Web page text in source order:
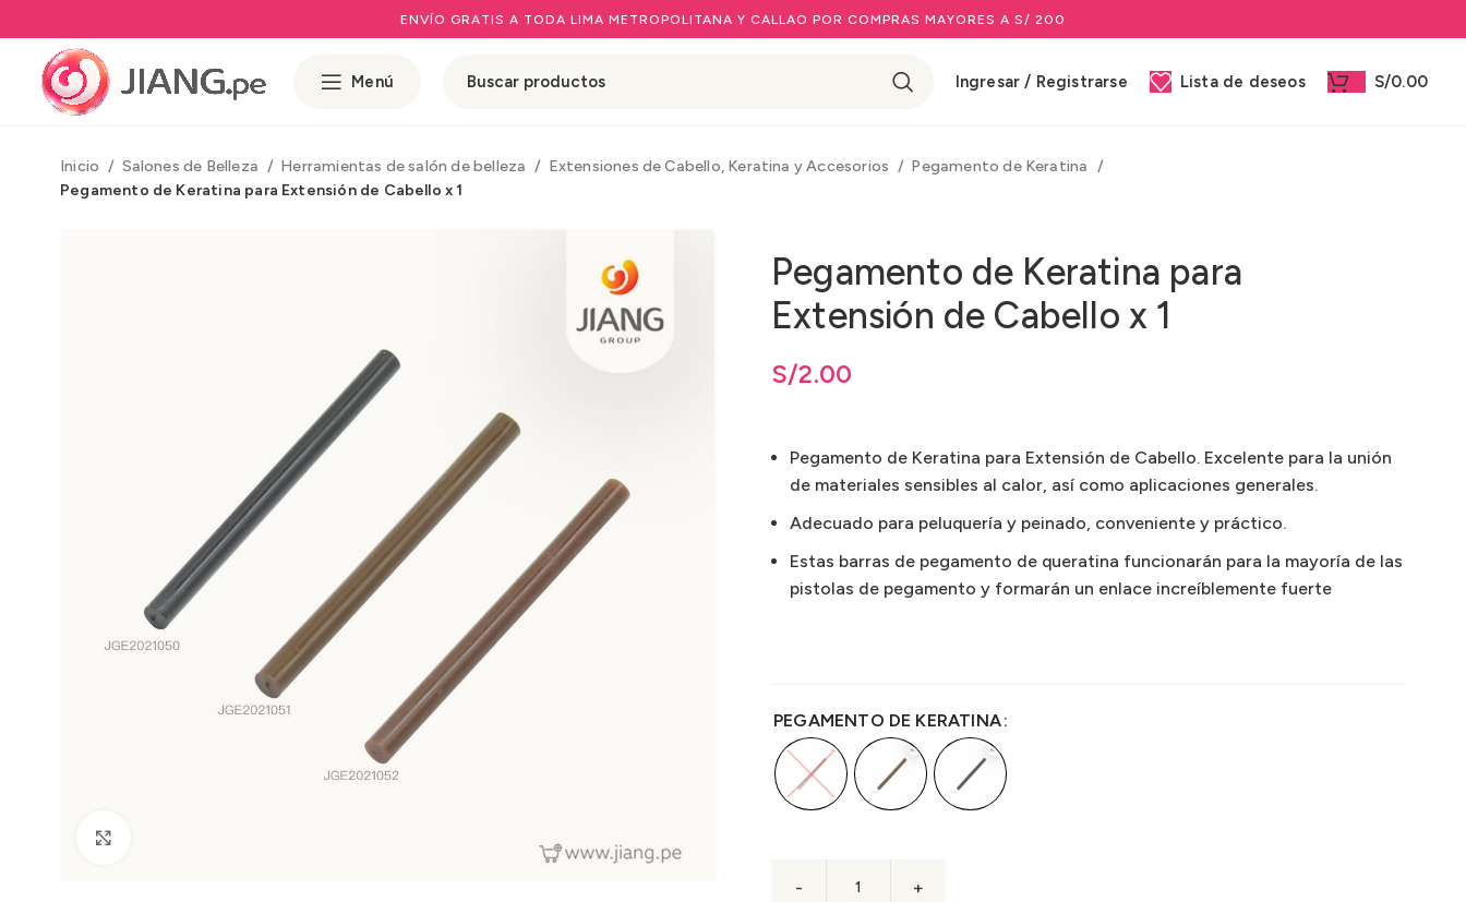
ENVÍO GRATIS A TODA LIMA METROPOLITANA Y CALLAO POR COMPRAS MAYORES A S/ 200
Menú Ingresar / Registrarse Lista de deseos S/0.00
Inicio Salones de Belleza Herramientas de salón de belleza Extensiones de Cabello, Keratina y Accesorios
Pegamento de Keratina
Pegamento de Keratina para Extensión de Cabello x 1
Pegamento de Keratina para
Extensión de Cabello x 1
S/2.00
Rango de precios: desde S/2.00
Pegamento de Keratina para Extensión de Cabello. Excelente para la unión
de materiales sensibles al calor, así como aplicaciones generales.
Adecuado para peluquería y peinado, conveniente y práctico.
Estas barras de pegamento de queratina funcionarán para la mayoría de las
pistolas de pegamento y formarán un enlace increíblemente fuerte
PEGAMENTO DE KERATINA